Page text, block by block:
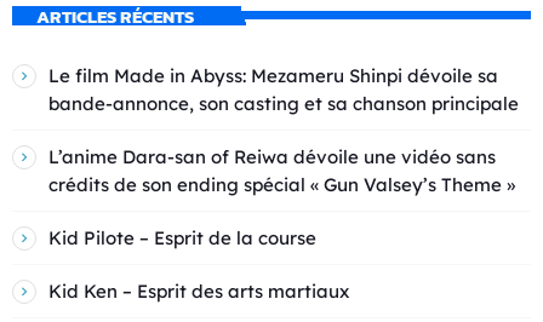
ARTICLES RÉCENTS
Le film Made in Abyss: Mezameru Shinpi dévoile sa
bande-annonce, son casting et sa chanson principale
L’anime Dara-san of Reiwa dévoile une vidéo sans
crédits de son ending spécial « Gun Valsey’s Theme »
Kid Pilote – Esprit de la course
Kid Ken – Esprit des arts martiaux